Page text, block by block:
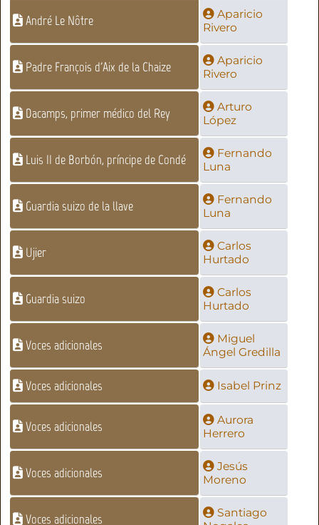
André Le Nôtre
Aparicio
Rivero
Padre François d'Aix de la Chaize
Aparicio
Rivero
Dacamps, primer médico del Rey
Arturo
López
Luis II de Borbón, príncipe de Condé
Fernando
Luna
Guardia suizo de la llave
Fernando
Luna
Ujier
Carlos
Hurtado
Guardia suizo
Carlos
Hurtado
Voces adicionales
Miguel
Ángel Gredilla
Voces adicionales Isabel Prinz
Voces adicionales
Aurora
Herrero
Voces adicionales
Jesús
Moreno
Voces adicionales
Santiago